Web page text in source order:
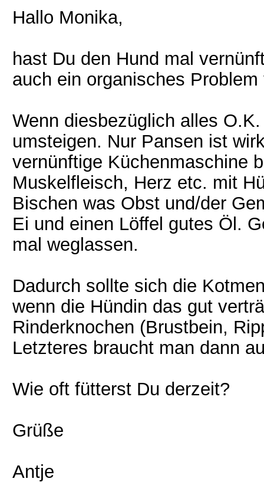
Hallo Monika,
hast Du den Hund mal
auch ein organisches Problem
Wenn diesbezüglich alles
umsteigen. Nur Pansen ist
vernünftige Küchenmaschine
Muskelfleisch, Herz etc. mit
Bischen was Obst und/der
Ei und einen Löffel gutes Öl.
mal weglassen.
Dadurch sollte sich die
wenn die Hündin das gut
Rinderknochen (Brustbein,
Letzteres braucht man dann
Wie oft fütterst Du derzeit?
Grüße
Antje